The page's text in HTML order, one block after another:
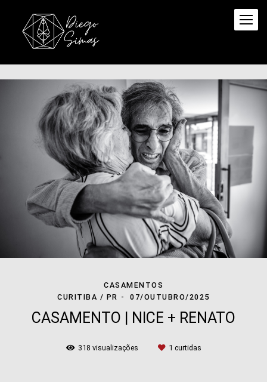
CASAMENTOS
CURITIBA / PR
07/OUTUBRO/2025
CASAMENTO | NICE + RENATO
318 visualizações 1 curtidas